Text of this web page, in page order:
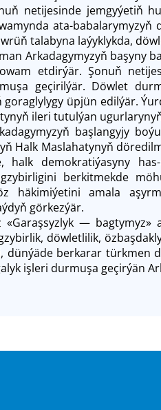
netijesinde jemgyýetiň
ata-
talabyna laýyklykda,
Arkadagymyzyň başyny
etdirýär. Şonuň
geçirilýär. Döwlet
goraglylygy üpjün edilýär.
ileri tutulýan
başlangyjy
Halk Maslahatynyň
halk demokratiýasyny
berkitmekde
häkimiýetini amala
görkezýär.
«Garaşsyzlyk —
döwletlilik,
dünýäde berkarar türkmen
işleri durmuşa geçirýän